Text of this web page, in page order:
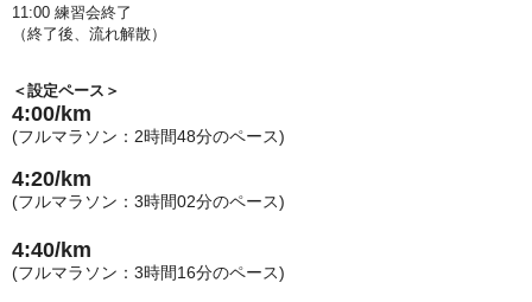
11:00 練習会終了
（終了後、流れ解散）
＜設定ペース＞
4:00/km
(フルマラソン：2時間48分のペース)
4:20/km
(フルマラソン： 3時間02分のペース)
4:40/km
(フルマラソン： 3時間16分のペース)